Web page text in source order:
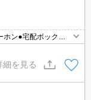
ン●宅配ボックス●
細を見る